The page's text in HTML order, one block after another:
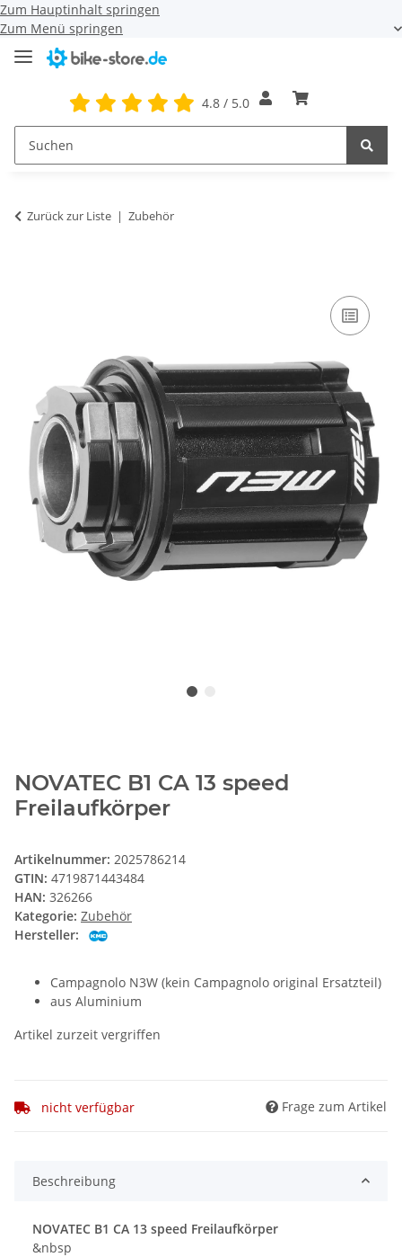
Zum Hauptinhalt springen
Zum Menü springen
4.8 / 5.0
Zurück zur Liste Zubehör
NOVATEC B1 CA 13 speed
Freilaufkörper
Artikelnummer: 2025786214
GTIN: 4719871443484
HAN: 326266
Kategorie: Zubehör
Hersteller:
Campagnolo N3W (kein Campagnolo original Ersatzteil)
aus Aluminium
Artikel zurzeit vergriffen
nicht verfügbar Frage zum Artikel
Beschreibung
NOVATEC B1 CA 13 speed Freilaufkörper
&nbsp